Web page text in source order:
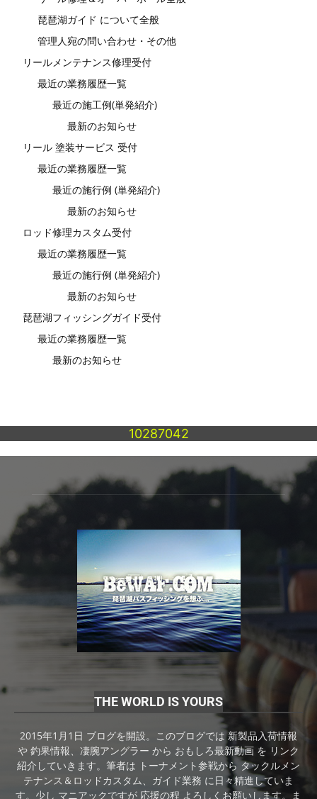
琵琶湖ガイド について全般
管理人宛の問い合わせ・その他
リールメンテナンス修理受付
最近の業務履歴一覧
最近の施工例(単発紹介)
最新のお知らせ
リール 塗装サービス 受付
最近の業務履歴一覧
最近の施行例 (単発紹介)
最新のお知らせ
ロッド修理カスタム受付
最近の業務履歴一覧
最近の施行例 (単発紹介)
最新のお知らせ
琵琶湖フィッシングガイド受付
最近の業務履歴一覧
最新のお知らせ
10287042
THE WORLD IS YOURS
2015年1月1日 ブログを開設。このブログでは 新製品入荷情報
や 釣果情報、凄腕アングラー から おもしろ最新動画 を リンク
紹介していきます。筆者は トーナメント参戦から タックルメン
テナンス＆ロッドカスタム、ガイド業務 に日々精進していま
す。少し マニアックですが 応援の程 よろしくお願いします。ま